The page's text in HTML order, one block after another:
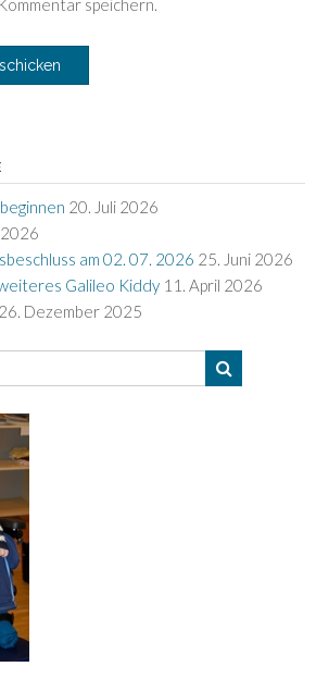
20. Juli 2026
am 02. 07. 2026 25. Juni 2026
Galileo Kiddy 11. April 2026
26. Dezember 2025